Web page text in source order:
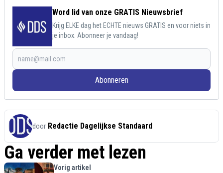
Word lid van onze GRATIS Nieuwsbrief
Krijg ELKE dag het ECHTE nieuws GRATIS en voor niets in
je inbox. Abonneer je vandaag!
Abonneren
door Redactie Dagelijkse Standaard
Ga verder met lezen
Vorig artikel